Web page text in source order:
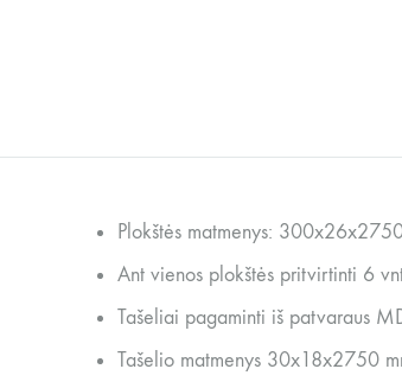
Plokštės matmenys:
Ant vienos plokštės pritvirtinti 6
Tašeliai pagaminti iš patvaraus
Tašelio matmenys 30x18x2750